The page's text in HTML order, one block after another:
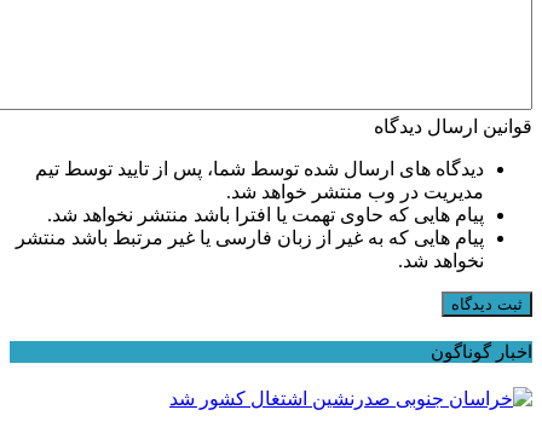
قوانین ارسال دیدگاه
دیدگاه های ارسال شده توسط شما، پس از تایید توسط تیم
مدیریت در وب منتشر خواهد شد.
پیام هایی که حاوی تهمت یا افترا باشد منتشر نخواهد شد.
پیام هایی که به غیر از زبان فارسی یا غیر مرتبط باشد منتشر
نخواهد شد.
ثبت دیدگاه
اخبار گوناگون